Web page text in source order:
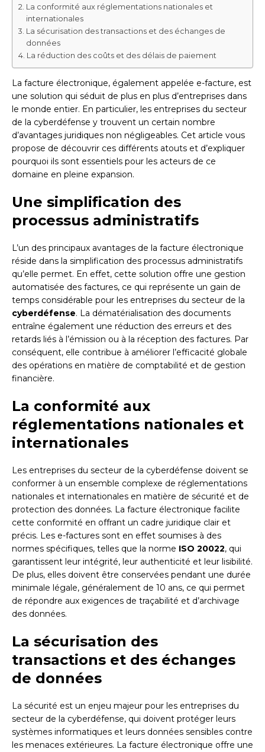
La conformité aux réglementations nationales et
internationales
La sécurisation des transactions et des échanges de
données
La réduction des coûts et des délais de paiement
La facture électronique, également appelée e-facture, est
une solution qui séduit de plus en plus d’entreprises dans
le monde entier. En particulier, les entreprises du secteur
de la cyberdéfense y trouvent un certain nombre
d’avantages juridiques non négligeables. Cet article vous
propose de découvrir ces différents atouts et d’expliquer
pourquoi ils sont essentiels pour les acteurs de ce
domaine en pleine expansion.
Une simplification des
processus administratifs
L’un des principaux avantages de la facture électronique
réside dans la simplification des processus administratifs
qu’elle permet. En effet, cette solution offre une gestion
automatisée des factures, ce qui représente un gain de
temps considérable pour les entreprises du secteur de la
cyberdéfense. La dématérialisation des documents
entraîne également une réduction des erreurs et des
retards liés à l’émission ou à la réception des factures. Par
conséquent, elle contribue à améliorer l’efficacité globale
des opérations en matière de comptabilité et de gestion
financière.
La conformité aux
réglementations nationales et
internationales
Les entreprises du secteur de la cyberdéfense doivent se
conformer à un ensemble complexe de réglementations
nationales et internationales en matière de sécurité et de
protection des données. La facture électronique facilite
cette conformité en offrant un cadre juridique clair et
précis. Les e-factures sont en effet soumises à des
normes spécifiques, telles que la norme ISO 20022, qui
garantissent leur intégrité, leur authenticité et leur lisibilité.
De plus, elles doivent être conservées pendant une durée
minimale légale, généralement de 10 ans, ce qui permet
de répondre aux exigences de traçabilité et d’archivage
des données.
La sécurisation des
transactions et des échanges
de données
La sécurité est un enjeu majeur pour les entreprises du
secteur de la cyberdéfense, qui doivent protéger leurs
systèmes informatiques et leurs données sensibles contre
les menaces extérieures. La facture électronique offre une